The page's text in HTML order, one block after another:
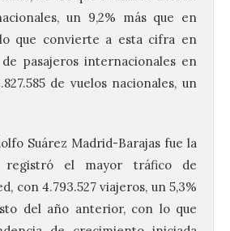
un 9,2% más que en
lo que convierte a esta cifra en
pasajeros internacionales en
de vuelos nacionales, un
Suárez Madrid-Barajas fue la
registró el mayor tráfico de
con 4.793.527 viajeros, un 5,3%
del año anterior, con lo que